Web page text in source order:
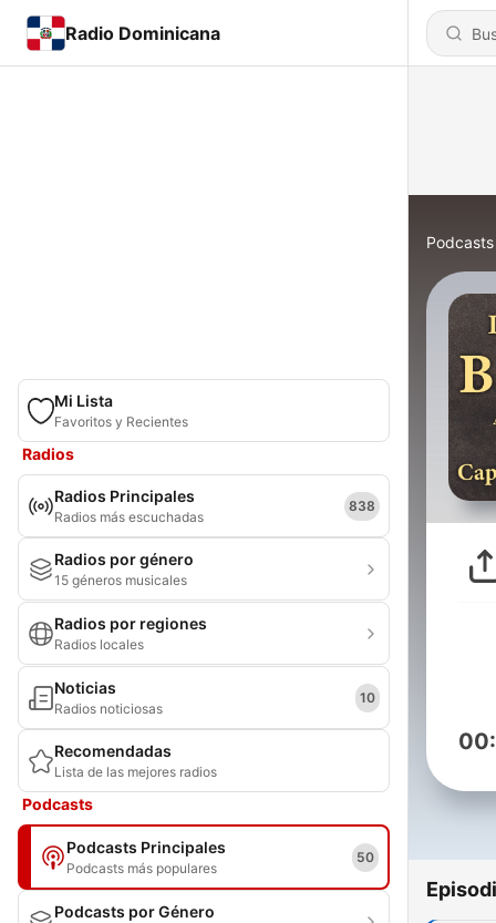
Radio Dominicana
Mi Lista
Favoritos y Recientes
Radios
Radios Principales
Radios más escuchadas
838
Radios por género
15 géneros musicales
Radios por regiones
Radios locales
Noticias
Radios noticiosas
10
Recomendadas
Lista de las mejores radios
Podcasts
Podcasts Principales
Podcasts más populares
50
Podcasts por Género
Podcasts